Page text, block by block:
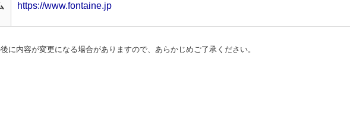
https://www.fontaine.jp
に内容が変更になる場合がありますので、あらかじめご了承ください。